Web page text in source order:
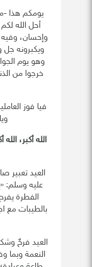
يومكم هذا -
أحل الله
وإحسان، وفيه
ويكبرونه جل
وهو يوم
خرجوا من
فيا فوز
الله أكبر، الله
العيد تعبير
عليه وسلم: «
الفطرة
بالطيبات مع
العيد فرحٌ
النعمة وبما